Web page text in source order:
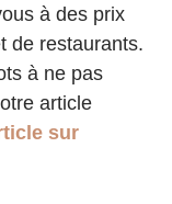
à des prix
de restaurants.
à ne pas
article
sur